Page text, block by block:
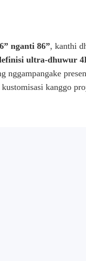
nganti 86”, kanthi
ultra-dhuwur
nggampangake
kanggo